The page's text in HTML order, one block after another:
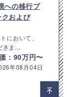
への移行プ
および
において、
きま...
：90万円〜
年08月04日